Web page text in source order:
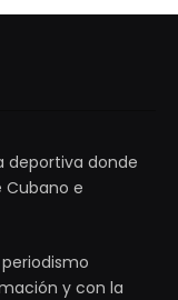
deportiva donde
Cubano e
y con la